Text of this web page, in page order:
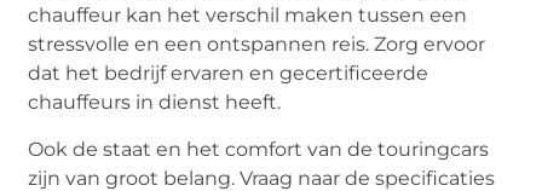
chauffeur kan het verschil maken tussen een
stressvolle en een ontspannen reis. Zorg ervoor
dat het bedrijf ervaren en gecertificeerde
chauffeurs in dienst heeft.
Ook de staat en het comfort van de touringcars
zijn van groot belang. Vraag naar de specificaties